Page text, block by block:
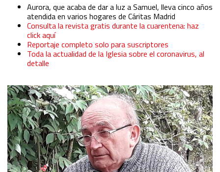
Aurora, que acaba de dar a luz a Samuel, lleva cinco años
atendida en varios hogares de Cáritas Madrid
Consulta la revista gratis durante la cuarentena: haz
click aquí
Reportaje completo solo para suscriptores
Toda la actualidad de la Iglesia sobre el coronavirus, al
detalle